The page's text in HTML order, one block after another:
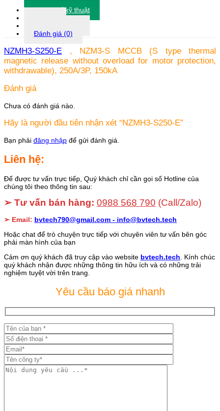
Thông số kỹ thuật
Đánh giá (0)
NZMH3-S250-E , NZM3-S MCCB (S type thermal
magnetic release without overload for motor protection,
withdrawable), 250A/3P, 150kA
Đánh giá
Chưa có đánh giá nào.
Hãy là người đầu tiên nhận xét “NZMH3-S250-E”
Bạn phải đăng nhập để gửi đánh giá.
Liên hệ:
Để được tư vấn trực tiếp, Quý khách chỉ cần gọi số Hotline của
chúng tôi theo thông tin sau:
➢ Tư vấn bán hàng: 0988 568 790 (Call/Zalo)
➢ Email: bvtech790@gmail.com - info@bvtech.tech
Hoặc chat để trò chuyện trực tiếp với chuyên viên tư vấn bên góc
phải màn hình của bạn
Cảm ơn quý khách đã truy cập vào website bvtech.tech. Kính chúc
quý khách nhận được những thông tin hữu ích và có những trải
nghiệm tuyệt vời trên trang.
Yêu cầu báo giá nhanh